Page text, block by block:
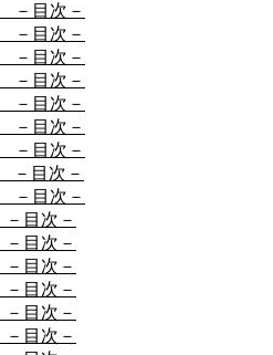
－目次－
－目次－
－目次－
－目次－
－目次－
－目次－
－目次－
－目次－
－目次－
目次－
目次－
目次－
目次－
目次－
目次－